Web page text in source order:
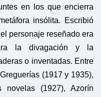
en los que encierra
insólita. Escribió
personaje reseñado era
la divagación y la
o inventadas. Entre
(1917 y 1935),
novelas (1927), Azorín